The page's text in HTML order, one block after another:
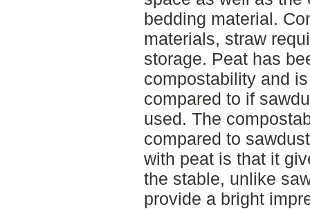
bedding material.
materials, straw
storage. Peat has
compostability and
compared to if
used. The
compared to
with peat is that it
the stable, unlike
provide a bright